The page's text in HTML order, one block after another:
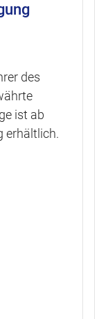
des
ist ab
erhältlich.